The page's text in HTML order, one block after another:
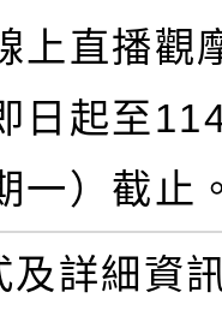
上直播觀
日起至
一）截止
及詳細資